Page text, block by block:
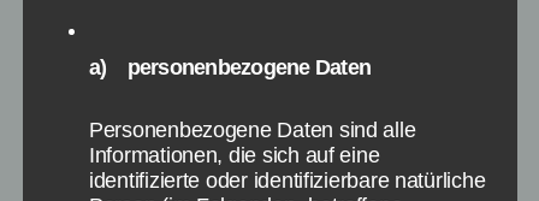
Theme Park Studio bei
a) personenbezogene Daten
Personenbezogene Daten sind alle
Informationen, die sich auf eine
identifizierte oder identifizierbare natürliche